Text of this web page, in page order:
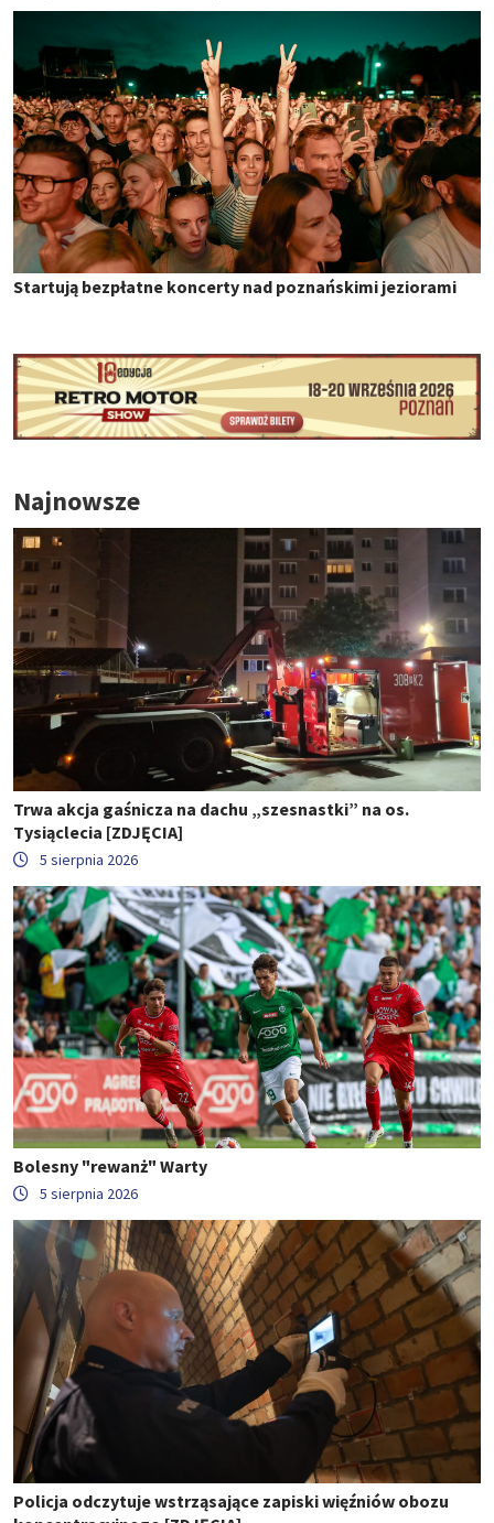
Startują bezpłatne koncerty nad poznańskimi jeziorami
Najnowsze
Trwa akcja gaśnicza na dachu „szesnastki” na os.
Tysiąclecia [ZDJĘCIA]
5 sierpnia 2026
Bolesny "rewanż" Warty
5 sierpnia 2026
Policja odczytuje wstrząsające zapiski więźniów obozu